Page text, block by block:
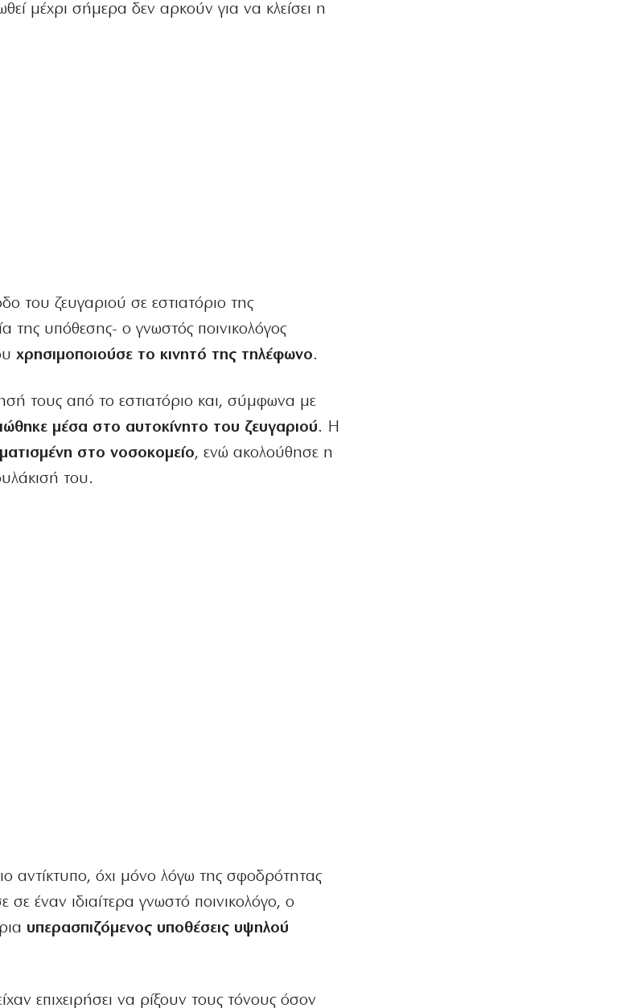
μέχρι σήμερα δεν αρκούν για να κλείσει η
του ζευγαριού σε εστιατόριο της
της υπόθεσης- ο γνωστός ποινικολόγος
χρησιμοποιούσε το κινητό της τηλέφωνο.
τους από το εστιατόριο και, σύμφωνα με
μέσα στο αυτοκίνητο του ζευγαριού. Η
στο νοσοκομείο, ενώ ακολούθησε η
του.
αντίκτυπο, όχι μόνο λόγω της σφοδρότητας
έναν ιδιαίτερα γνωστό ποινικολόγο, ο
υπερασπιζόμενος υποθέσεις υψηλού
επιχειρήσει να ρίξουν τους τόνους όσον